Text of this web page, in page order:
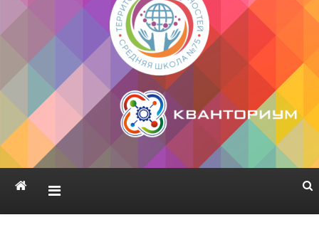
Официальный сайт МБОУ
«Школа №75»